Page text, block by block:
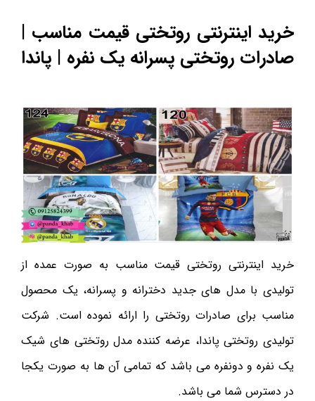
خرید اینترنتی روتختی قیمت مناسب |
صادرات روتختی پسرانه یک نفره | پاندا
خرید اینترنتی روتختی قیمت مناسب به صورت عمده از
تولیدی با مدل های جدید دخترانه و پسرانه، یک محصول
مناسب برای صادرات روتختی را ارائه نموده است. شرکت
تولیدی روتختی پاندا، عرضه کننده مدل روتختی های شیک
یک نفره و دونفره می باشد که تمامی آن ها به صورت یکجا
در دسترس شما می باشد.